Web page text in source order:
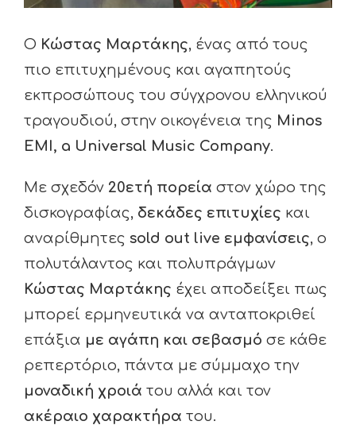
Ο Κώστας Μαρτάκης, ένας από τους
πιο επιτυχημένους και αγαπητούς
εκπροσώπους του σύγχρονου ελληνικού
τραγουδιού, στην οικογένεια της Minos
EMI, a Universal Music Company.
Με σχεδόν 20ετή πορεία στον χώρο της
δισκογραφίας, δεκάδες επιτυχίες και
αναρίθμητες sold out live εμφανίσεις, ο
πολυτάλαντος και πολυπράγμων
Κώστας Μαρτάκης έχει αποδείξει πως
μπορεί ερμηνευτικά να ανταποκριθεί
επάξια με αγάπη και σεβασμό σε κάθε
ρεπερτόριο, πάντα με σύμμαχο την
μοναδική χροιά του αλλά και τον
ακέραιο χαρακτήρα του.